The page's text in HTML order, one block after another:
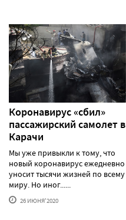
Коронавирус «сбил»
пассажирский самолет в
Карачи
Мы уже привыкли к тому, что
новый коронавирус ежедневно
уносит тысячи жизней по всему
миру. Но иног......
26 ИЮНЯ'2020